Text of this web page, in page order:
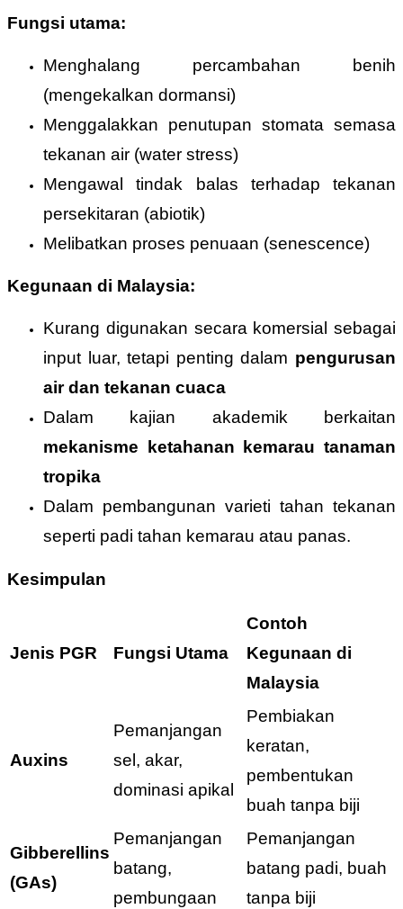
Fungsi utama:
Menghalang percambahan benih
(mengekalkan dormansi)
Menggalakkan penutupan stomata semasa
tekanan air (water stress)
Mengawal tindak balas terhadap tekanan
persekitaran (abiotik)
Melibatkan proses penuaan (senescence)
Kegunaan di Malaysia:
Kurang digunakan secara komersial sebagai
input luar, tetapi penting dalam pengurusan
air dan tekanan cuaca
Dalam kajian akademik berkaitan
mekanisme ketahanan kemarau tanaman
tropika
Dalam pembangunan varieti tahan tekanan
seperti padi tahan kemarau atau panas.
Kesimpulan
Jenis PGR Fungsi Utama
Contoh
Kegunaan di
Malaysia
Auxins
Pemanjangan
sel, akar,
dominasi apikal
Pembiakan
keratan,
pembentukan
buah tanpa biji
Gibberellins
(GAs)
Pemanjangan
batang,
pembungaan
Pemanjangan
batang padi, buah
tanpa biji